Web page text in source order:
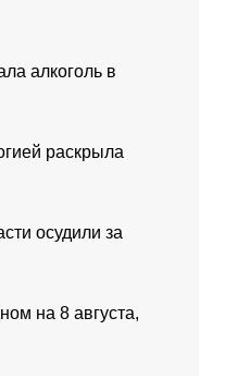
алкоголь в
раскрыла
осудили за
на 8 августа,